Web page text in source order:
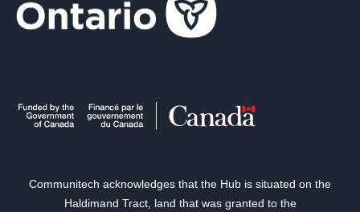
Communitech acknowledges that the Hub is situated on the
Haldimand Tract, land that was granted to the